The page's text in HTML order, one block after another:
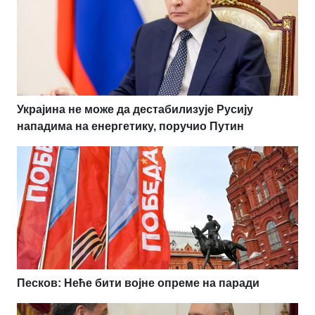
Украјина не може да дестабилизује Русију
нападима на енергетику, поручио Путин
Песков: Неће бити војне опреме на паради